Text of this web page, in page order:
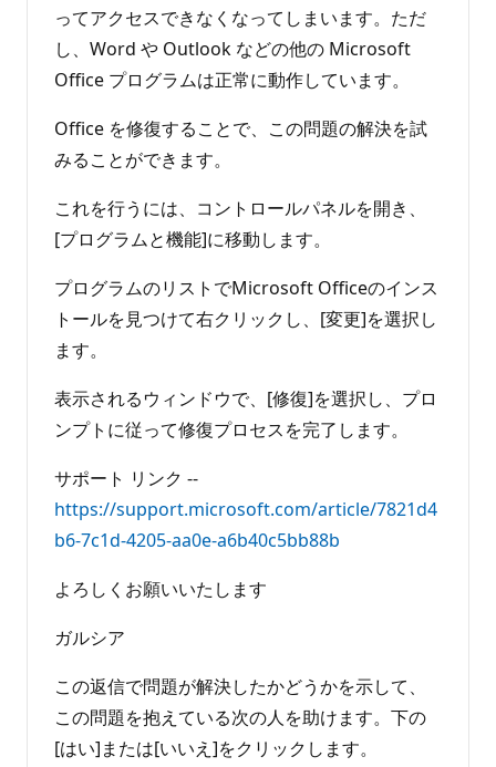
ってアクセスできなくなってしまいます。ただ
し、Word や Outlook などの他の Microsoft
Office プログラムは正常に動作しています。
Office を修復することで、この問題の解決を試
みることができます。
これを行うには、コントロールパネルを開き、
[プログラムと機能]に移動します。
プログラムのリストでMicrosoft Officeのインス
トールを見つけて右クリックし、[変更]を選択し
ます。
表示されるウィンドウで、[修復]を選択し、プロ
ンプトに従って修復プロセスを完了します。
サポート リンク --
https://support.microsoft.com/article/7821d4
b6-7c1d-4205-aa0e-a6b40c5bb88b
よろしくお願いいたします
ガルシア
この返信で問題が解決したかどうかを示して、
この問題を抱えている次の人を助けます。下の
[はい]または[いいえ]をクリックします。